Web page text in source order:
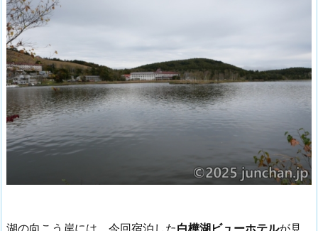
湖の向こう岸には、今回宿泊した白樺湖ビューホテルが見